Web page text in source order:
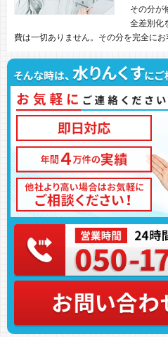
その分が
全差別化
費は一切ありません。その分を完全にお